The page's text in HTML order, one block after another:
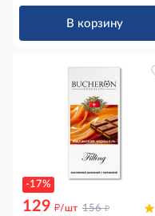
В корзину
-17%
129 д/шт 156 д